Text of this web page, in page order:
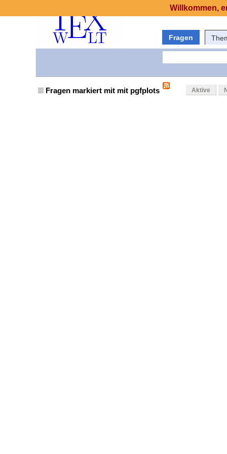
Fragen
Fragen markiert mit mit pgfplots Aktive
Willkommen,